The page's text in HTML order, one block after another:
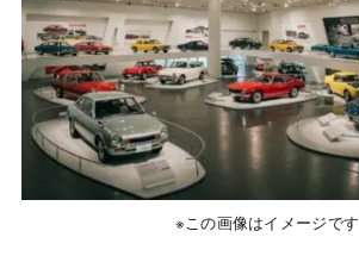
※この画像はイメージです